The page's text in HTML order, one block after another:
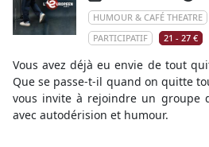
HUMOUR & CAFÉ THEATRE
PARTICIPATIF
21 - 27 €
Vous avez déjà eu envie de tout
Que se passe-t-il quand on quitte
vous invite à rejoindre un groupe
avec autodérision et humour.